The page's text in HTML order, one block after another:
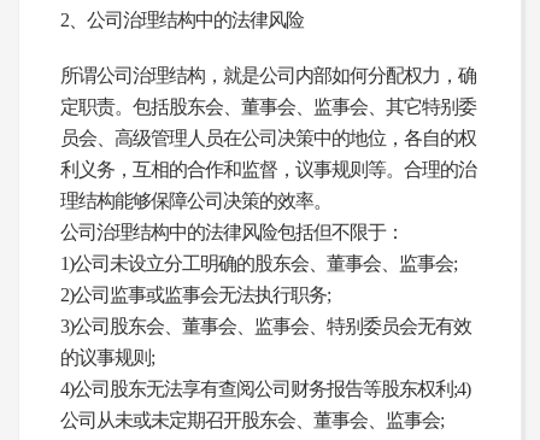
2 、公司治理结构中的法律风险
所谓公司治理结构，就是公司内部如何分配权力，确
定职责。包括股东会、董事会、监事会、其它特别委
员会、高级管理人员在公司决策中的地位，各自的权
利义务，互相的合作和监督，议事规则等。合理的治
理结构能够保障公司决策的效率。
公司治理结构中的法律风险包括但不限于：
1)公司未设立分工明确的股东会、董事会、监事会;
2)公司监事或监事会无法执行职务;
3)公司股东会、董事会、监事会、特别委员会无有效
的议事规则;
4)公司股东无法享有查阅公司财务报告等股东权利;4)
公司从未或未定期召开股东会、董事会、监事会;